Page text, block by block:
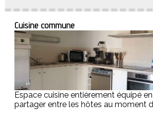
et d'un espace lits cabine avec salle de
accessible par la cour, avec lit
salles de bains privatives.
Cuisine commune
Espace cuisine entièrement équipé
partager entre les hôtes au moment